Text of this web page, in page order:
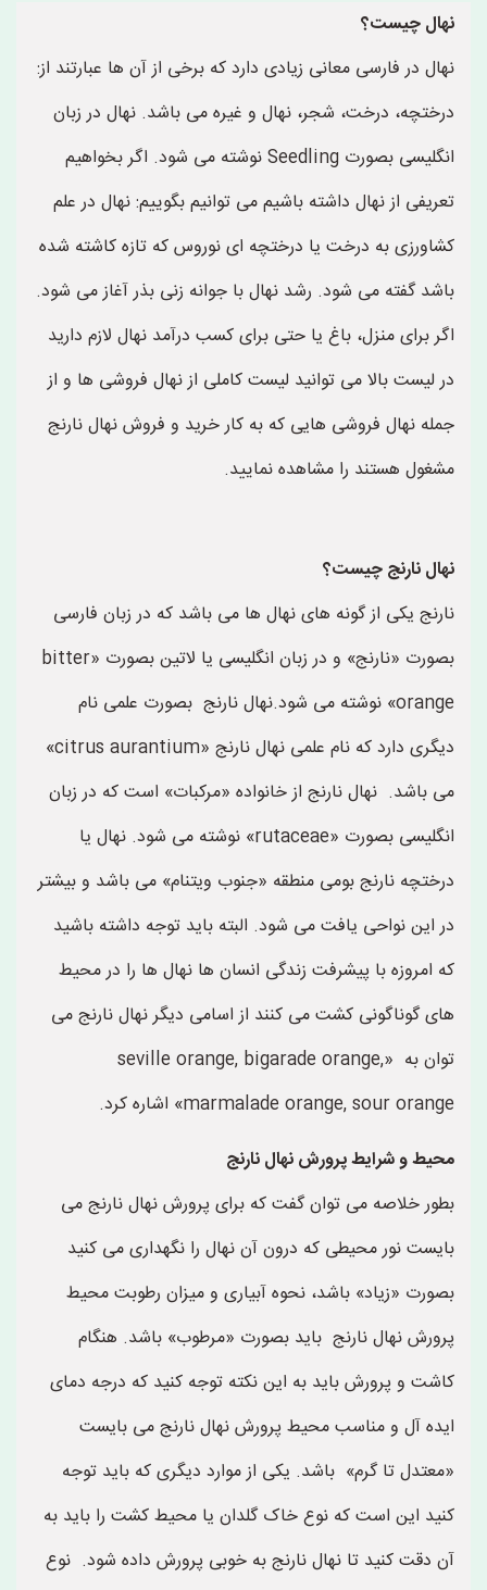
نهال چیست؟
نهال در فارسی معانی زیادی دارد که برخی از آن ها عبارتند از:
درختچه، درخت، شجر، نهال و غیره می باشد. نهال در زبان
انگلیسی بصورت Seedling نوشته می شود. اگر بخواهیم
تعریفی از نهال داشته باشیم می توانیم بگوییم: نهال در علم
کشاورزی به درخت یا درختچه ای نوروس که تازه کاشته شده
باشد گفته می شود. رشد نهال با جوانه زنی بذر آغاز می شود.
اگر برای منزل، باغ یا حتی برای کسب درآمد نهال لازم دارید
در لیست بالا می توانید لیست کاملی از نهال فروشی ها و از
جمله نهال فروشی هایی که به کار خرید و فروش نهال نارنج
مشغول هستند را مشاهده نمایید.
نهال نارنج چیست؟
نارنج یکی از گونه های نهال ها می باشد که در زبان فارسی
بصورت «نارنج» و در زبان انگلیسی یا لاتین بصورت «bitter
orange» نوشته می شود.نهال نارنج بصورت علمی نام
دیگری دارد که نام علمی نهال نارنج «citrus aurantium»
می باشد. نهال نارنج از خانواده «مرکبات» است که در زبان
انگلیسی بصورت «rutaceae» نوشته می شود. نهال یا
درختچه نارنج بومی منطقه «جنوب ویتنام» می باشد و بیشتر
در این نواحی یافت می شود. البته باید توجه داشته باشید
که امروزه با پیشرفت زندگی انسان ها نهال ها را در محیط
های گوناگونی کشت می کنند از اسامی دیگر نهال نارنج می
توان به «seville orange, bigarade orange,
marmalade orange, sour orange» اشاره کرد.
محیط و شرایط پرورش نهال نارنج
بطور خلاصه می توان گفت که برای پرورش نهال نارنج می
بایست نور محیطی که درون آن نهال را نگهداری می کنید
بصورت «زیاد» باشد، نحوه آبیاری و میزان رطوبت محیط
پرورش نهال نارنج باید بصورت «مرطوب» باشد. هنگام
کاشت و پرورش باید به این نکته توجه کنید که درجه دمای
ایده آل و مناسب محیط پرورش نهال نارنج می بایست
«معتدل تا گرم» باشد. یکی از موارد دیگری که باید توجه
کنید این است که نوع خاک گلدان یا محیط کشت را باید به
آن دقت کنید تا نهال نارنج به خوبی پرورش داده شود. نوع